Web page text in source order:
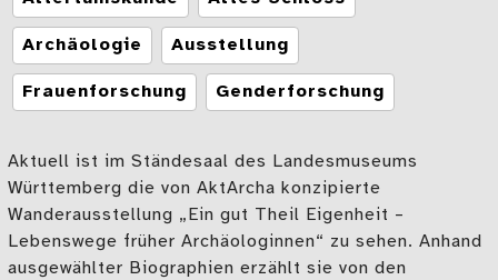
Archäologie Ausstellung
Frauenforschung Genderforschung
Aktuell ist im Ständesaal des Landesmuseums
Württemberg die von AktArcha konzipierte
Wanderausstellung „Ein gut Theil Eigenheit –
Lebenswege früher Archäologinnen“ zu sehen. Anhand
ausgewählter Biographien erzählt sie von den